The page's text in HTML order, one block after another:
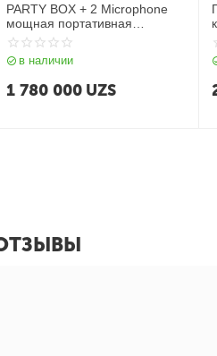
PARTY BOX + 2 Microphone
мощная портативная
Bluetooth колонка
в наличии
1 780 000 UZS